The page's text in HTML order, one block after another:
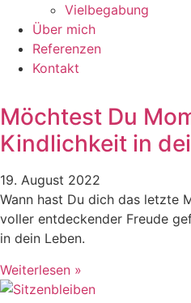
Vielbegabung
Über mich
Referenzen
Kontakt
Möchtest Du
Kindlichkeit in
19. August 2022
Wann hast Du dich das letzte
voller entdeckender Freude
in dein Leben.
Weiterlesen »